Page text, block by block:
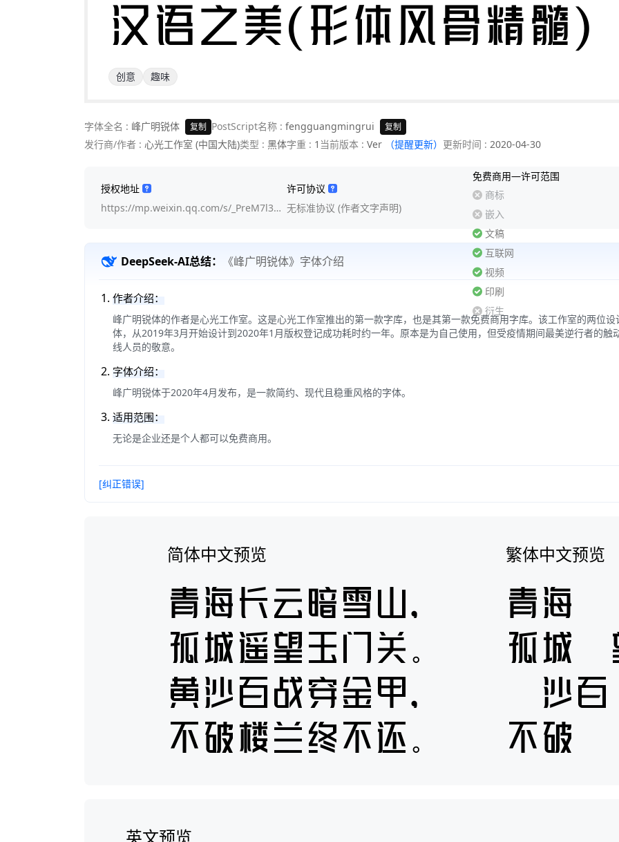
汉语之美(形体风骨精髓)
创意 趣味
字体全名 : 峰广明锐体 复制 PostScript名称 : fengguangmingrui 复制
发行商/作者 : 心光工作室 (中国大陆)类型 : 黑体字重 : 1 当前版本 : Ver （提醒更新） 更新时间 : 2020-04-30
授权地址
https://mp.weixin.qq.com/s/_PreM7l3…
许可协议
无标准协议 (作者文字声明)
免费商用—许可范围
商标
嵌入
文稿
互联网
视频
印刷
衍生
DeepSeek-AI总结： 《峰广明锐体》字体介绍
作者介绍：
峰广明锐体的作者是心光工作室。这是心光工作室推出的第一款字库，也是其第一款免费商用字库。该工作室的两位
体，从2019年3月开始设计到2020年1月版权登记成功耗时约一年。原本是为自己使用，但受疫情期间最美逆行者的
线人员的敬意。
字体介绍：
峰广明锐体于2020年4月发布，是一款简约、现代且稳重风格的字体。
适用范围：
无论是企业还是个人都可以免费商用。
[纠正错误]
简体中文预览 繁体中文预览
英文预览